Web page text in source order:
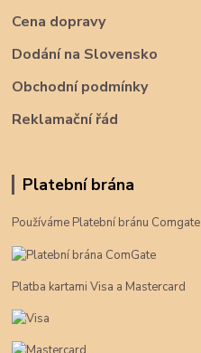
Cena dopravy
Dodání na Slovensko
Obchodní podmínky
Reklamační řád
Platební brána
Používáme Platební bránu Comgate
Platba kartami Visa a Mastercard